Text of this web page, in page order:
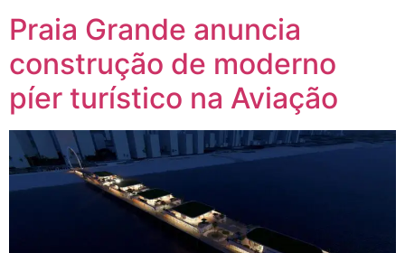
Praia Grande anuncia
construção de moderno
píer turístico na Aviação